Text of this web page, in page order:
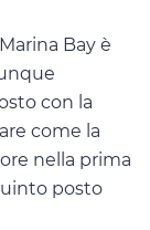
Bay è
con la
come la
nella prima
posto